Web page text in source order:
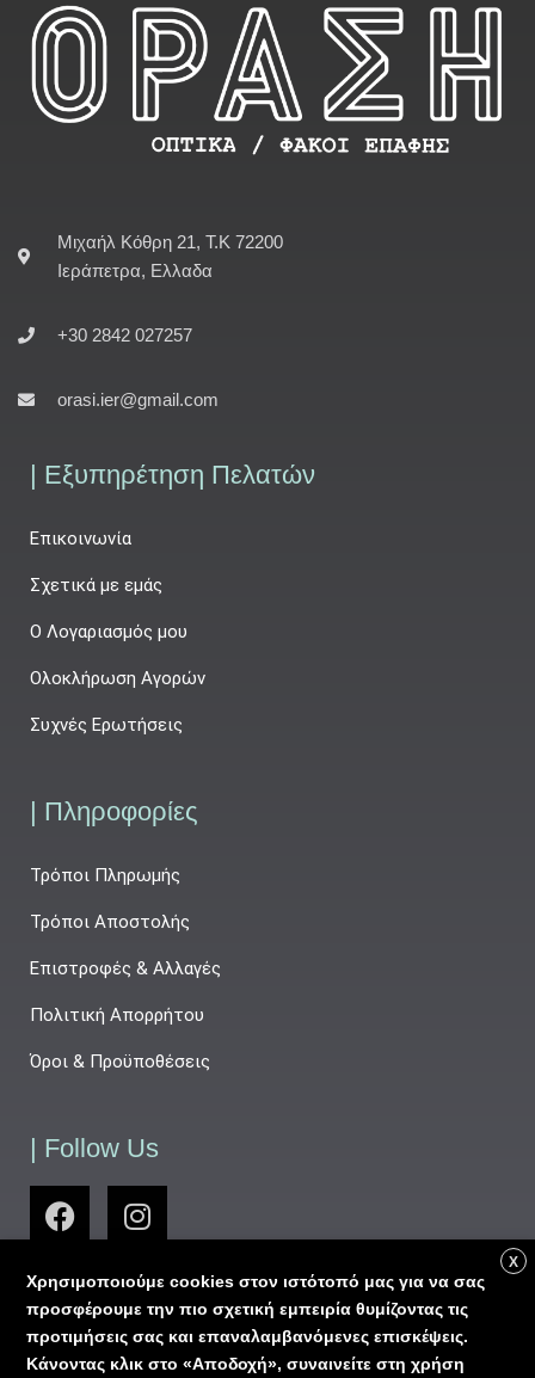
Μιχαήλ Κόθρη 21, Τ.Κ 72200
Ιεράπετρα, Ελλαδα
+30 2842 027257
orasi.ier@gmail.com
| Εξυπηρέτηση Πελατών
Επικοινωνία
Σχετικά με εμάς
Ο Λογαριασμός μου
Ολοκλήρωση Αγορών
Συχνές Ερωτήσεις
| Πληροφορίες
Τρόποι Πληρωμής
Τρόποι Αποστολής
Επιστροφές & Αλλαγές
Πολιτική Απορρήτου
Όροι & Προϋποθέσεις
| Follow Us
X
Χρησιμοποιούμε cookies στον ιστότοπό μας για να σας
προσφέρουμε την πιο σχετική εμπειρία θυμίζοντας τις
προτιμήσεις σας και επαναλαμβανόμενες επισκέψεις.
Κάνοντας κλικ στο «Αποδοχή», συναινείτε στη χρήση